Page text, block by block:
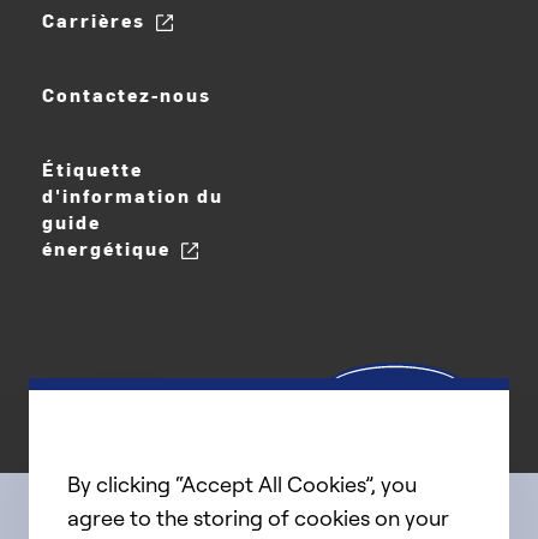
Carrières
Contactez-nous
Étiquette
d'information du
guide
énergétique
By clicking “Accept All Cookies”, you
agree to the storing of cookies on your